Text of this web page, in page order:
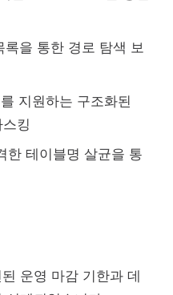
을 통한 경로 탐색 보
지원하는 구조화된
킹
한 테이블명 살균을 통
운영 마감 기한과 데